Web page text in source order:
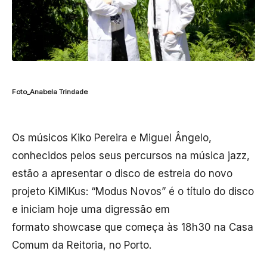
Foto_Anabela Trindade
Os músicos Kiko Pereira e Miguel Ângelo,
conhecidos pelos seus percursos na música jazz,
estão a apresentar o disco de estreia do novo
projeto KiMIKus: “Modus Novos” é o título do disco
e iniciam hoje uma digressão em
formato showcase que começa às 18h30 na Casa
Comum da Reitoria, no Porto.